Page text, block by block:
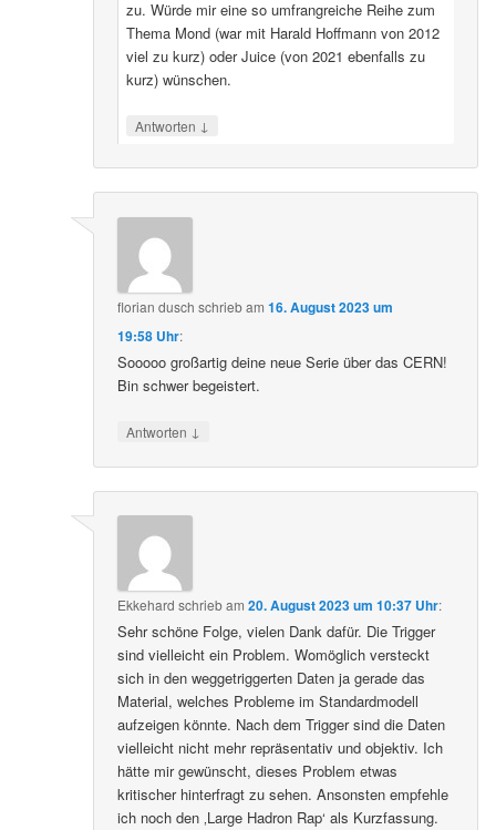
zu. Würde mir eine so umfrangreiche Reihe zum
Thema Mond (war mit Harald Hoffmann von 2012
viel zu kurz) oder Juice (von 2021 ebenfalls zu
kurz) wünschen.
Antworten ↓
florian dusch schriebam16. August 2023 um
19:58 Uhr:
Sooooo großartig deine neue Serie über das CERN!
Bin schwer begeistert.
Antworten ↓
Ekkehard schriebam20. August 2023 um 10:37 Uhr:
Sehr schöne Folge, vielen Dank dafür. Die Trigger
sind vielleicht ein Problem. Womöglich versteckt
sich in den weggetriggerten Daten ja gerade das
Material, welches Probleme im Standardmodell
aufzeigen könnte. Nach dem Trigger sind die Daten
vielleicht nicht mehr repräsentativ und objektiv. Ich
hätte mir gewünscht, dieses Problem etwas
kritischer hinterfragt zu sehen. Ansonsten empfehle
ich noch den ‚Large Hadron Rap‘ als Kurzfassung.